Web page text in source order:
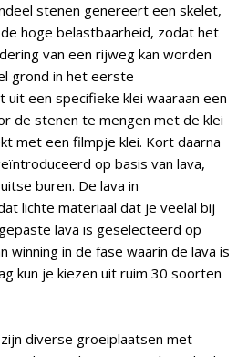
stenen genereert een skelet,
hoge belastbaarheid, zodat het
van een rijweg kan worden
grond in het eerste
een specifieke klei waaraan een
de stenen te mengen met de klei
met een filmpje klei. Kort daarna
op basis van lava,
buren. De lava in
lichte materiaal dat je veelal bij
lava is geselecteerd op
winning in de fase waarin de lava is
kun je kiezen uit ruim 30 soorten
diverse groeiplaatsen met